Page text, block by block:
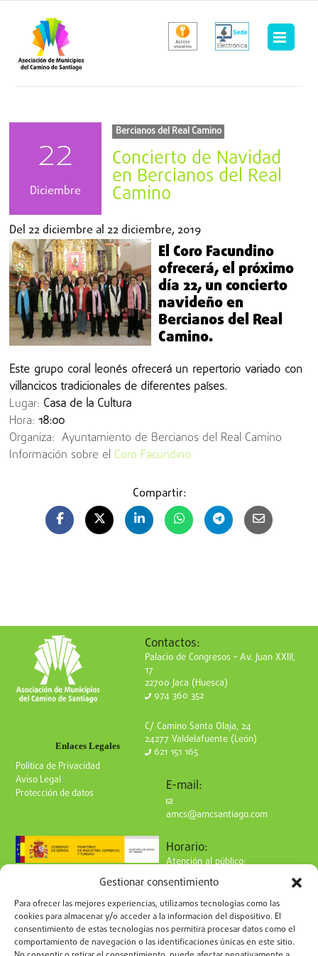
Gestionar consentimiento
Para ofrecer las mejores experiencias, utilizamos tecnologías como las
cookies para almacenar y/o acceder a la información del dispositivo. El
consentimiento de estas tecnologías nos permitirá procesar datos como el
comportamiento de navegación o las identificaciones únicas en este sitio.
contenido
22
Diciembre
Bercianos del Real Camino
Concierto de Navidad
en Bercianos del Real
Camino
Del22 diciembre al22 diciembre, 2019
El Coro Facundino
ofrecerá, el próximo
día 22, un concierto
navideño en
Bercianos del Real
Camino.
Este grupo coral leonés ofrecerá un repertorio variado con
villancicos tradicionales de diferentes países.
Lugar: Casa de la Cultura
Hora:18:00
Organiza: Ayuntamiento de Bercianos del Real Camino
Información sobre el Coro Facundino
Compartir:
Enlaces Legales
Política de Privacidad
Aviso Legal
Protección de datos
Contactos:
Palacio de Congresos – Av. Juan XXIII,
17
22700 Jaca (Huesca)
974 360 352
C/ Camino Santa Olaja, 24
24277 Valdelafuente (León)
621 151 165
E-mail:
amcs@amcsantiago.com
Horario:
Atención al público:
de Lunes a Viernes
de 9 a 15h
Síguenos en redes: